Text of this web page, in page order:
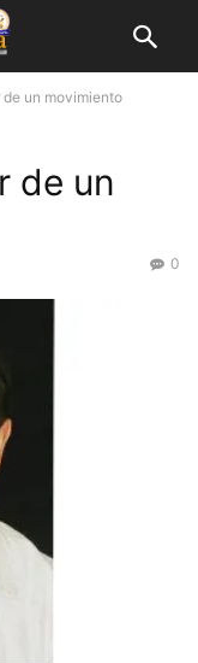
un movimiento
de un
0